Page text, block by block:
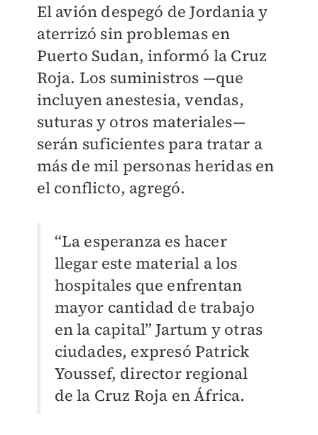
El avión despegó de Jordania y
aterrizó sin problemas en
Puerto Sudan, informó la Cruz
Roja. Los suministros —que
incluyen anestesia, vendas,
suturas y otros materiales—
serán suficientes para tratar a
más de mil personas heridas en
el conflicto, agregó.
“La esperanza es hacer
llegar este material a los
hospitales que enfrentan
mayor cantidad de trabajo
en la capital” Jartum y otras
ciudades, expresó Patrick
Youssef, director regional
de la Cruz Roja en África.